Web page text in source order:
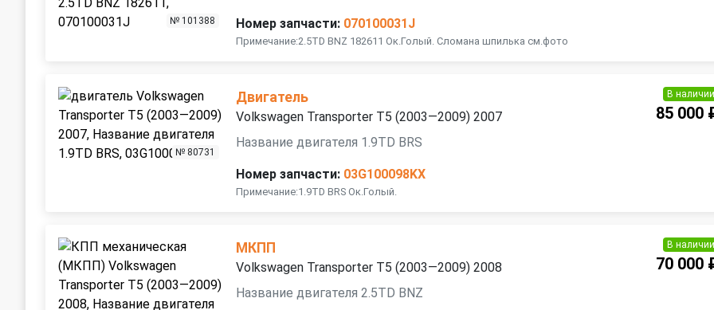
№ 101388 Номер запчасти: 070100031J
Примечание:2.5TD BNZ 182611 Ок.Голый. Сломана шпилька см.фото
№ 80731
Двигатель
Volkswagen Transporter T5 (2003—2009) 2007
Название двигателя 1.9TD BRS
Номер запчасти: 03G100098KX
Примечание:1.9TD BRS Ок.Голый.
В наличии
85 000
МКПП
Volkswagen Transporter T5 (2003—2009) 2008
Название двигателя 2.5TD BNZ
В наличии
70 000